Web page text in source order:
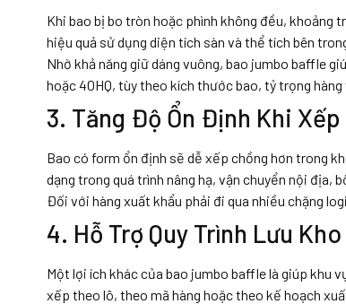
Khi bao bị bo tròn hoặc phình không đều, khoảng
hiệu quả sử dụng diện tích sàn và thể tích bên
Nhờ khả năng giữ dáng vuông, bao jumbo baffle
hoặc 40HQ, tùy theo kích thước bao, tỷ trọng
3. Tăng Độ Ổn Định Khi Xếp
Bao có form ổn định sẽ dễ xếp chồng hơn trong
dạng trong quá trình nâng hạ, vận chuyển nội địa,
Đối với hàng xuất khẩu phải đi qua nhiều chặng
4. Hỗ Trợ Quy Trình Lưu
Một lợi ích khác của bao jumbo baffle là giúp khu
xếp theo lô, theo mã hàng hoặc theo kế hoạch